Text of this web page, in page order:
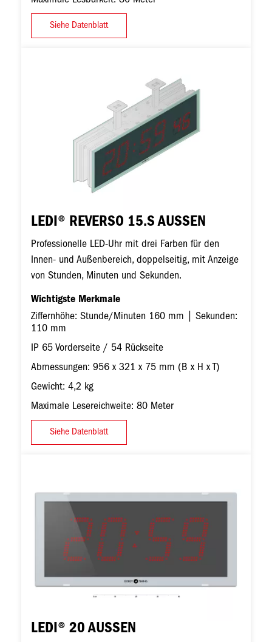
Siehe Datenblatt
LEDI® REVERSO 15.S AUSSEN
Professionelle LED-Uhr mit drei Farben für den
Innen- und Außenbereich, doppelseitig, mit Anzeige
von Stunden, Minuten und Sekunden.
Wichtigste Merkmale
Ziffernhöhe: Stunde/Minuten 160 mm | Sekunden:
110 mm
IP 65 Vorderseite / 54 Rückseite
Abmessungen: 956 x 321 x 75 mm (B x H x T)
Gewicht: 4,2 kg
Maximale Lesereichweite: 80 Meter
Siehe Datenblatt
LEDI® 20 AUSSEN